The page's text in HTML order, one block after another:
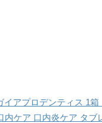
イアプロデンティス 1
ケア 口内炎ケア タブ